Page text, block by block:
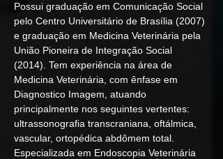
Possui graduação em Comunicação Social
pelo Centro Universitário de Brasília (2007)
e graduação em Medicina Veterinária pela
União Pioneira de Integração Social
(2014). Tem experiência na área de
Medicina Veterinária, com ênfase em
Diagnostico Imagem, atuando
principalmente nos seguintes vertentes:
ultrassonografia transcraniana, oftálmica,
vascular, ortopédica abdômem total.
Especializada em Endoscopia Veterinária